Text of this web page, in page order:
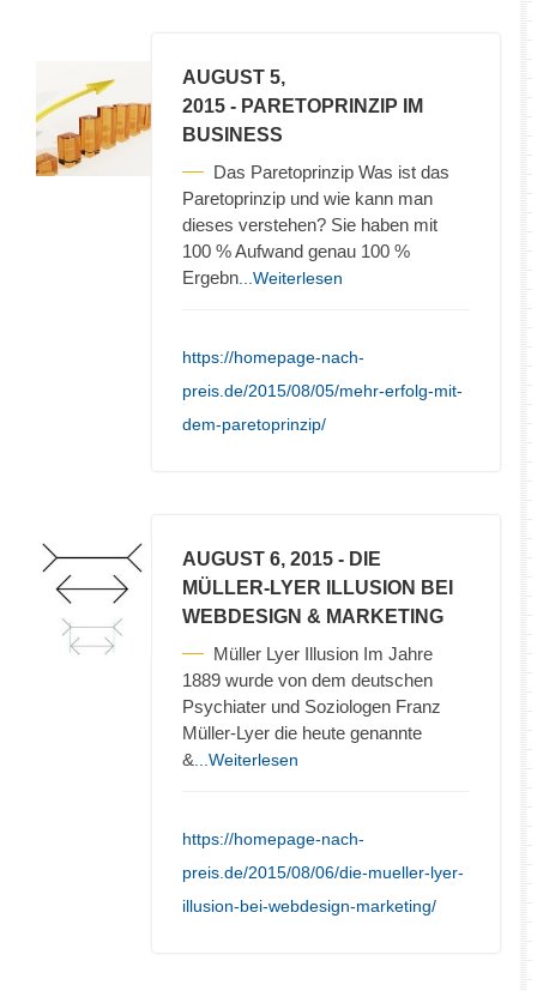
AUGUST 5,
2015 - PARETOPRINZIP IM
BUSINESS
Das Paretoprinzip Was ist das
Paretoprinzip und wie kann man
dieses verstehen? Sie haben mit
100 % Aufwand genau 100 %
Ergebn ...Weiterlesen
https://homepage-nach-
preis.de/2015/08/05/mehr-erfolg-mit-
dem-paretoprinzip/
AUGUST 6, 2015 - DIE
MÜLLER-LYER ILLUSION BEI
WEBDESIGN & MARKETING
Müller Lyer Illusion Im Jahre
1889 wurde von dem deutschen
Psychiater und Soziologen Franz
Müller-Lyer die heute genannte
& ...Weiterlesen
https://homepage-nach-
preis.de/2015/08/06/die-mueller-lyer-
illusion-bei-webdesign-marketing/